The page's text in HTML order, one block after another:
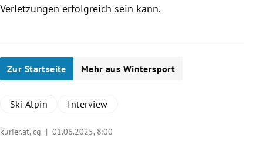
Verletzungen erfolgreich sein kann.
Zur Startseite Mehr aus Wintersport
Ski Alpin Interview
kurier.at, cg | 01.06.2025, 8:00